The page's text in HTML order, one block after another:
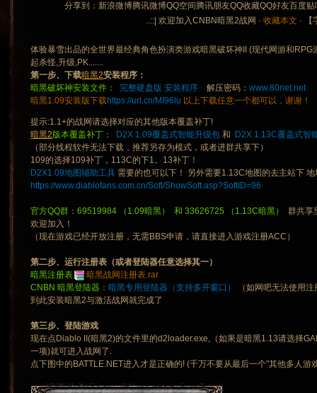
分享到： 新浪微博腾讯微博QQ空间 腾讯朋友QQ收藏QQ好友百度贴
..::| 欢迎加入CNBN暗黑2战网 ·收藏本文 · 【
体验暴雪出品的全世界最经典角色扮演类游戏暗黑破坏神II (现代网游和
起杀怪,升级,PK.......
第一步、下载暗黑2安装程序：
暗黑破坏神安装文件：
完整硬盘版 安装程序 解压密码：www.80net.net
暗黑1.09安装版下载https://url.cn/MI96lu 以上下载任意一个都可以，谢谢！
提示:1.1+的战网请选择对应的其他版本覆盖补丁!
暗黑2版本覆盖补丁： D2X 1.09覆盖式智能升级包和
D2X 1.13C覆盖式智
（部分线程软件无法下载，推荐另存为模式，或者进群共享下）
109的选择109补丁，113C的下1。13补丁！
D2X1.09地图辅助工具 需要的也可以下！ 另外需要1.13C地图的去主站下
https://www.diablofans.com.cn/Soft/ShowSoft.asp?SoftID=96
官方QQ群：69519984 （1.09暗黑） 和 33626725 （1.13C暗黑）群共享
欢迎加入！
（现在游戏已经开放注册，无需BBS申请，请直接进入游戏注册ACC）
第二步、运行注册表（或者登陆器任意选择其一）
暗黑注册表
暗黑战网注册表.rar
CNBN 暗黑登陆器：暗黑专用登陆器（支持多开窗口）
（如网吧无法使用
到此安装暗黑2与激活战网就完成了
第三步、登陆游戏
现在点Diablo II(暗黑2)的文件里的d2loader.exe,（如果是暗黑1.13请选择
一项)就可进入战网了.
点下图中的BATTLE.NET进入才是正确的! (千万不要从最后一个"其他多人游